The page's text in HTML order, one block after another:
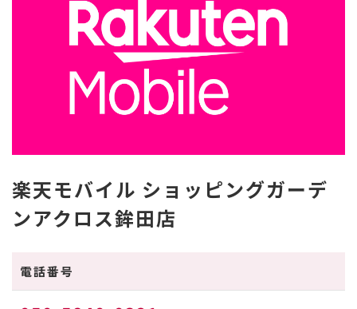
楽天モバイル ショッピングガーデ
ンアクロス鉾田店
電話番号